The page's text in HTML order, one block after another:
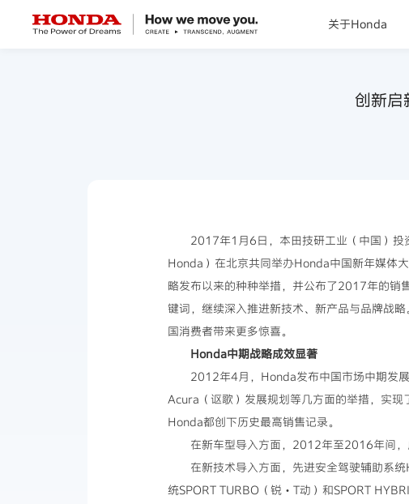
关于Honda
创新启
2017年1月6日，本田技研工业（中国）投
Honda）在北京共同举办Honda中国新年媒
略发布以来的种种举措，并公布了2017年的
键词，继续深入推进新技术、新产品与品牌战
国消费者带来更多惊喜。
Honda中期战略成效显著
2012年4月，Honda发布中国市场中期发
Acura（讴歌）发展规划等几方面的举措，实
Honda都创下历史最高销售记录。
在新车型导入方面，2012年至2016年间
在新技术导入方面，先进安全驾驶辅助系
统SPORT TURBO（锐・T动）和SPORT